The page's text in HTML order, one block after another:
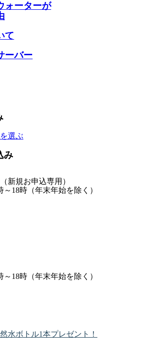
ォーターが
て
ーバー
選ぶ
み
（新規お申込専用）
～18時（年末年始を除く）
～18時（年末年始を除く）
水ボトル1本プレゼント！